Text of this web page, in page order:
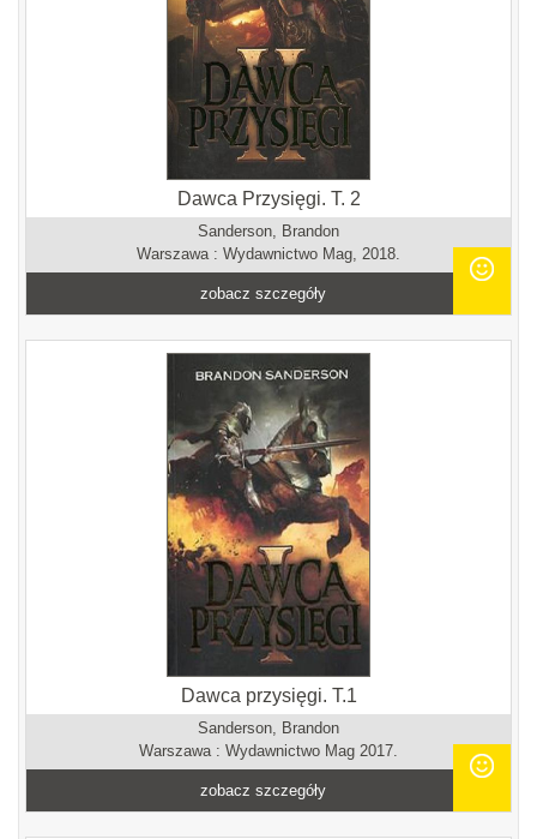
Dawca Przysięgi. T. 2
Sanderson, Brandon
Warszawa : Wydawnictwo Mag, 2018.
zobacz szczegóły
Dawca przysięgi. T.1
Sanderson, Brandon
Warszawa : Wydawnictwo Mag 2017.
zobacz szczegóły